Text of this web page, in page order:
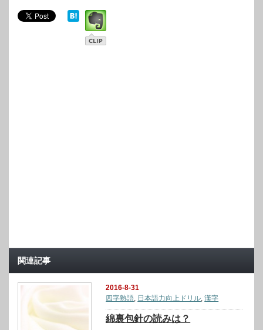
関連記事
2016-8-31
四字熟語, 日本語力向上ドリル,漢字
綿裏包針の読みは？